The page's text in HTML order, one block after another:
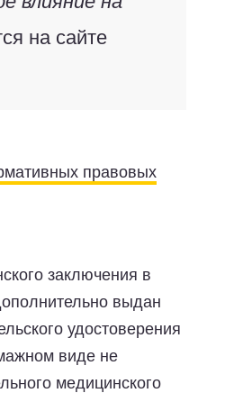
на сайте
правовых
заключения в
выдан
удостоверения
виде не
медицинского